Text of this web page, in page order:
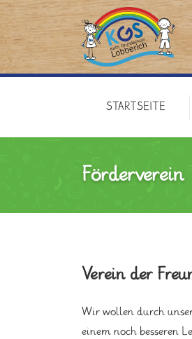
STARTSEITE
Förderverein
Verein der
Wir wollen durch
einem noch besseren